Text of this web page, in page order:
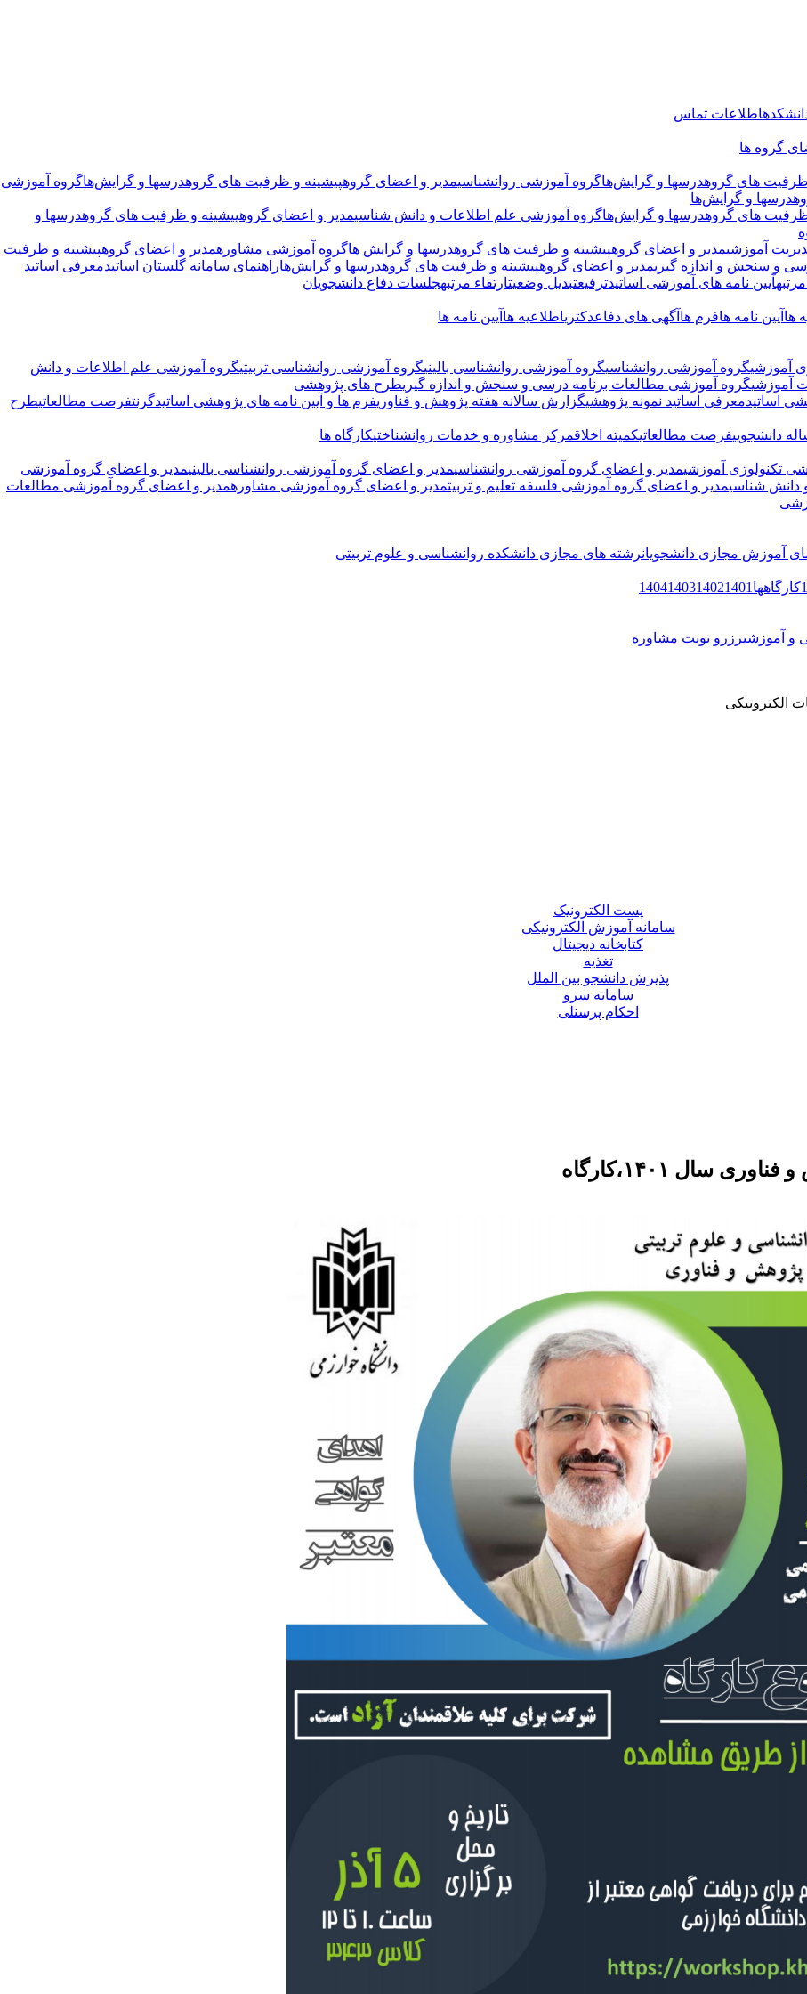
اطلاعات تماس
گروه ها
ظرفیت های گروهدرسها و گرایش‌هاگروه آموزشی روانشناسیمدیر و اعضای گروهپیشینه و ظرفیت های گروهدرسها و گرایش‌هاگروه آموزشی
درسها و گرایش‌ها
ظرفیت های گروهدرسها و گرایش‌هاگروه آموزشی علم اطلاعات و دانش شناسیمدیر و اعضای گروهپیشینه و ظرفیت های گروهدرسها و
آموزشیمدیر و اعضای گروهپیشینه و ظرفیت های گروهدرسها و گرایش هاگروه آموزشی مشاورهمدیر و اعضای گروهپیشینه و ظرفیت
و سنجش و اندازه گیریمدیر و اعضای گروهپیشینه و ظرفیت های گروهدرسها و گرایش‌هاراهنمای سامانه گلستان اساتیدمعرفی اساتید
آیین نامه های آموزشی اساتیدترفیعتبدیل وضعیتارتقاء مرتبهجلسات دفاع دانشجویان
ها آیین نامه هافرم ها آگهی های دفاعدکتریاطلاعیه ها آیین نامه ها
آموزشیگروه آموزشی روانشناسیگروه آموزشی روانشناسی بالینیگروه آموزشی روانشناسی تربیتیگروه آموزشی علم اطلاعات و دانش
آموزشیگروه آموزشی مطالعات برنامه درسی و سنجش و اندازه گیریطرح های پژوهشی
اساتیدمعرفی اساتید نمونه پژوهشیگزارش سالانه هفته پژوهش و فناوریفرم ها و آیین نامه های پژوهشی اساتیدگرنتفرصت مطالعاتیطرح
دانشجوییفرصت مطالعاتیکمیته اخلاقمرکز مشاوره و خدمات روانشناختیکارگاه ها
تکنولوژی آموزشیمدیر و اعضای گروه آموزشی روانشناسیمدیر و اعضای گروه آموزشی روانشناسی بالینیمدیر و اعضای گروه آموزشی
دانش شناسیمدیر و اعضای گروه آموزشی فلسفه تعلیم و تربیتمدیر و اعضای گروه آموزشی مشاورهمدیر و اعضای گروه آموزشی مطالعات
آموزش مجازی دانشجویانرشته های مجازی دانشکده روانشناسی و علوم تربیتی
کارگاهها 1404140314021401
و آموزشیرزرو نوبت مشاوره
الکترونیکی
پست الکترونیک
سامانه آموزش الکترونیکی
کتابخانه دیجیتال
تغذیه
پذیرش دانشجو بین الملل
سامانه سرو
احکام پرسنلی
۱۴۰۱،کارگاه